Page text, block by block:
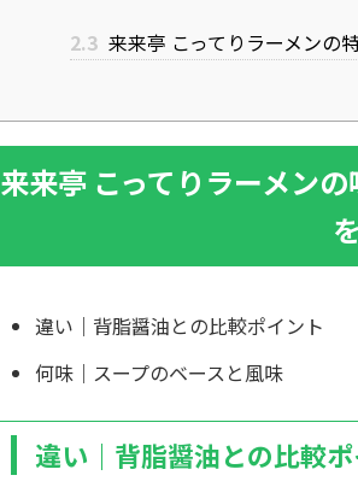
2.3 来来亭 こってりラーメンの
来来亭 こってりラーメン
違い｜背脂醤油との比較ポイント
何味｜スープのベースと風味
違い｜背脂醤油との比較